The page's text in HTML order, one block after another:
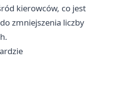
kierowców, co jest
zmniejszenia liczby